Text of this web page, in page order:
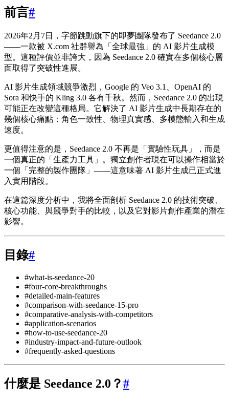
前言#
2026年2月7日，字節跳動旗下的即夢團隊發布了 Seedance 2.0
——一款被 X.com 社群譽為「全球最強」的 AI 影片生成模
型。這種評價並非誇大，因為 Seedance 2.0 確實在多個核心層
面取得了突破性進展。
AI 影片生成領域競爭激烈，Google 的 Veo 3.1、OpenAI 的
Sora 和快手的 Kling 3.0 各有千秋。然而，Seedance 2.0 的出現
可能正在改變這種格局。它解決了 AI 影片生成中長期存在的
幾個核心痛點：角色一致性、物理真實感、多模態輸入和生成
速度。
更值得注意的是，Seedance 2.0 不再是「實驗性玩具」，而是
一個真正的「生產力工具」。獨立創作者現在可以操作相當於
一個「完整的製作團隊」——這意味著 AI 影片生成已正式進
入實用階段。
在這篇深度分析中，我將全面剖析 Seedance 2.0 的技術突破、
核心功能、與競爭對手的比較，以及它對影片創作產業的潛在
影響。
目錄#
#what-is-seedance-20
#four-core-breakthroughs
#detailed-main-features
#comparison-with-seedance-15-pro
#comparative-analysis-with-competitors
#application-scenarios
#how-to-use-seedance-20
#industry-impact-and-future-outlook
#frequently-asked-questions
什麼是 Seedance 2.0？#